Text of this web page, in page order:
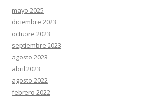
mayo 2025
diciembre 2023
octubre 2023
septiembre 2023
agosto 2023
abril 2023
agosto 2022
febrero 2022